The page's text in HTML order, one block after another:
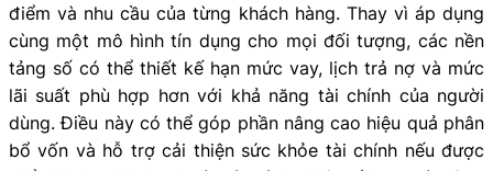
điểm và nhu cầu của từng khách hàng. Thay vì áp dụng
cùng một mô hình tín dụng cho mọi đối tượng, các nền
tảng số có thể thiết kế hạn mức vay, lịch trả nợ và mức
lãi suất phù hợp hơn với khả năng tài chính của người
dùng. Điều này có thể góp phần nâng cao hiệu quả phân
bổ vốn và hỗ trợ cải thiện sức khỏe tài chính nếu được